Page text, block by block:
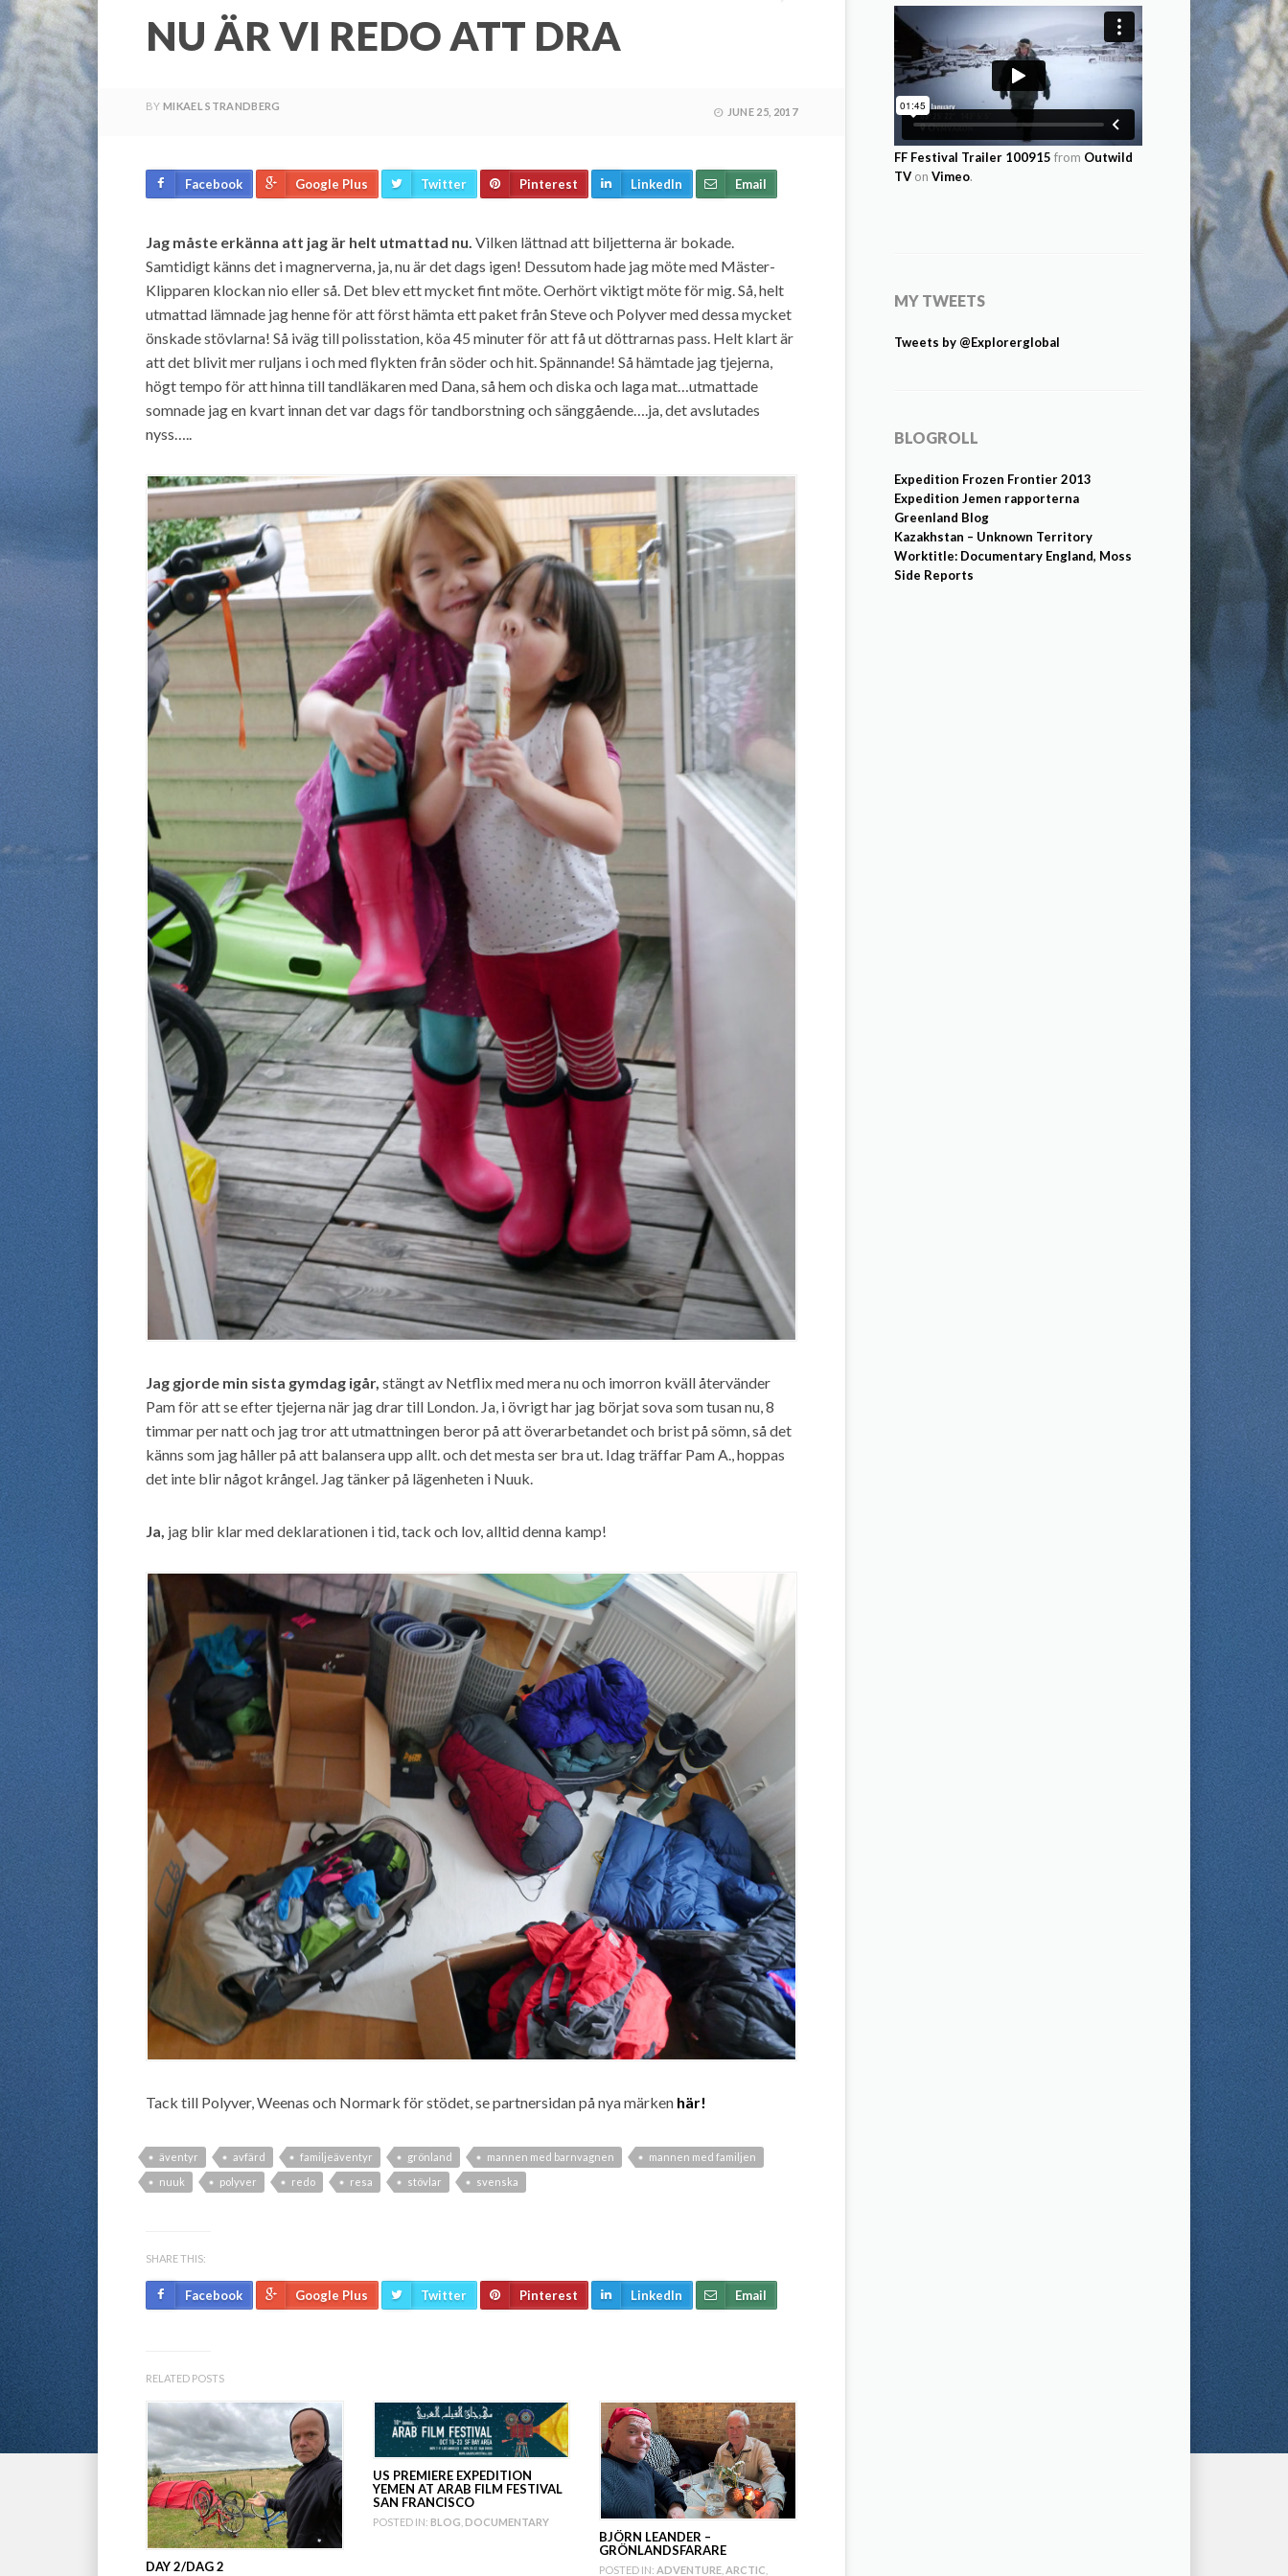
NU ÄR VI REDO ATT DRA
BY MIKAEL STRANDBERG JUNE 25, 2017
Facebook Google Plus Twitter Pinterest LinkedIn Email
Jag måste erkänna att jag är helt utmattad nu. Vilken lättnad att biljetterna är bokade.
Samtidigt känns det i magnerverna, ja, nu är det dags igen! Dessutom hade jag möte med Mäster-
Klipparen klockan nio eller så. Det blev ett mycket fint möte. Oerhört viktigt möte för mig. Så, helt
utmattad lämnade jag henne för att först hämta ett paket från Steve och Polyver med dessa mycket
önskade stövlarna! Så iväg till polisstation, köa 45 minuter för att få ut döttrarnas pass. Helt klart är
att det blivit mer ruljans i och med flykten från söder och hit. Spännande! Så hämtade jag tjejerna,
högt tempo för att hinna till tandläkaren med Dana, så hem och diska och laga mat…utmattade
somnade jag en kvart innan det var dags för tandborstning och sänggående….ja, det avslutades
nyss…..
Jag gjorde min sista gymdag igår, stängt av Netflix med mera nu och imorron kväll återvänder
Pam för att se efter tjejerna när jag drar till London. Ja, i övrigt har jag börjat sova som tusan nu, 8
timmar per natt och jag tror att utmattningen beror på att överarbetandet och brist på sömn, så det
känns som jag håller på att balansera upp allt. och det mesta ser bra ut. Idag träffar Pam A., hoppas
det inte blir något krångel. Jag tänker på lägenheten i Nuuk.
Ja, jag blir klar med deklarationen i tid, tack och lov, alltid denna kamp!
Tack till Polyver, Weenas och Normark för stödet, se partnersidan på nya märken här!
äventyr avfärd familjeäventyr grönland mannen med barnvagnen
mannen med familjen
nuuk
polyver redo resa stövlar svenska
SHARE THIS:
Facebook Google Plus Twitter Pinterest LinkedIn Email
RELATED POSTS
DAY 2/DAG 2
US PREMIERE EXPEDITION
YEMEN AT ARAB FILM FESTIVAL
SAN FRANCISCO
POSTED IN: BLOG DOCUMENTARY
BJÖRN LEANDER –
GRÖNLANDSFARARE
POSTED IN: ADVENTURE ,ARCTIC
FF Festival Trailer 100915 from Outwild
TV on Vimeo.
MY TWEETS
Tweets by @Explorerglobal
BLOGROLL
Expedition Frozen Frontier 2013
Expedition Jemen rapporterna
Greenland Blog
Kazakhstan – Unknown Territory
Worktitle: Documentary England, Moss
Side Reports